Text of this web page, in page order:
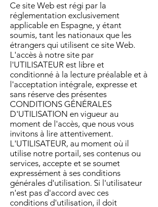
Ce site Web est régi par la
réglementation exclusivement
applicable en Espagne, y étant
soumis, tant les nationaux que les
étrangers qui utilisent ce site Web.
L'accès à notre site par
l'UTILISATEUR est libre et
conditionné à la lecture préalable et à
l'acceptation intégrale, expresse et
sans réserve des présentes
CONDITIONS GÉNÉRALES
D'UTILISATION en vigueur au
moment de l'accès, que nous vous
invitons à lire attentivement.
L'UTILISATEUR, au moment où il
utilise notre portail, ses contenus ou
services, accepte et se soumet
expressément à ses conditions
générales d'utilisation. Si l'utilisateur
n'est pas d'accord avec ces
conditions d'utilisation, il doit